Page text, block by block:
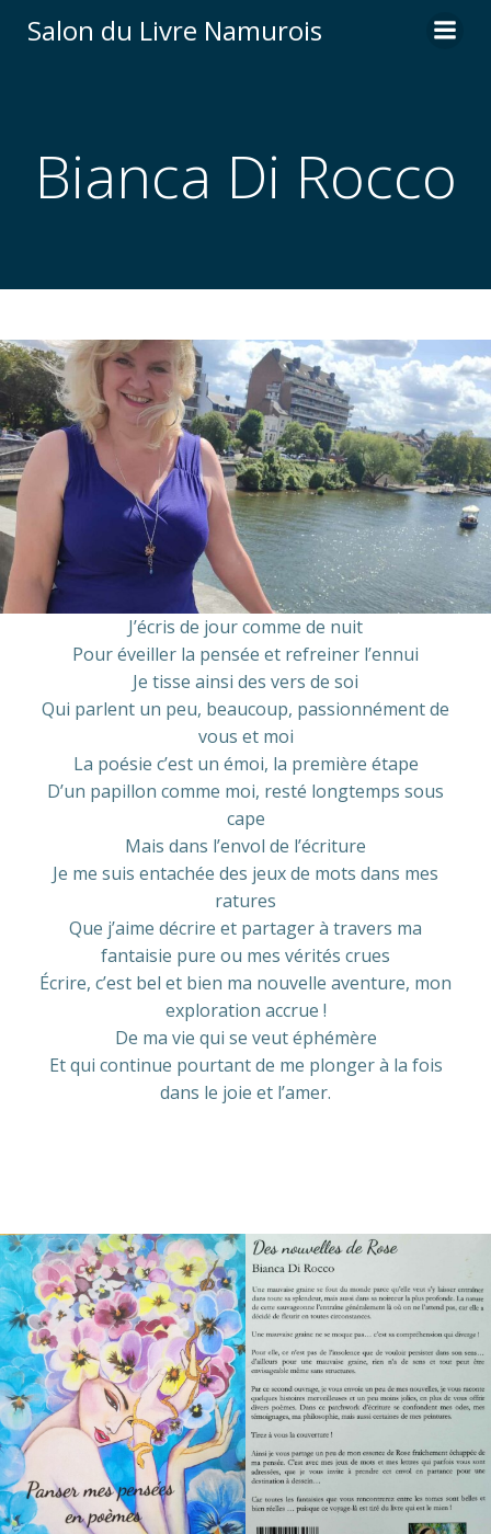
au
Salon du Livre Namurois
Bianca Di Rocco
J’écris de jour comme de nuit
Pour éveiller la pensée et refreiner l’ennui
Je tisse ainsi des vers de soi
Qui parlent un peu, beaucoup, passionnément de
vous et moi
La poésie c’est un émoi, la première étape
D’un papillon comme moi, resté longtemps sous
cape
Mais dans l’envol de l’écriture
Je me suis entachée des jeux de mots dans mes
ratures
Que j’aime décrire et partager à travers ma
fantaisie pure ou mes vérités crues
Écrire, c’est bel et bien ma nouvelle aventure, mon
exploration accrue !
De ma vie qui se veut éphémère
Et qui continue pourtant de me plonger à la fois
dans le joie et l’amer.